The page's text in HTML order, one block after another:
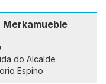
Merkamueble
do Alcalde
Espino